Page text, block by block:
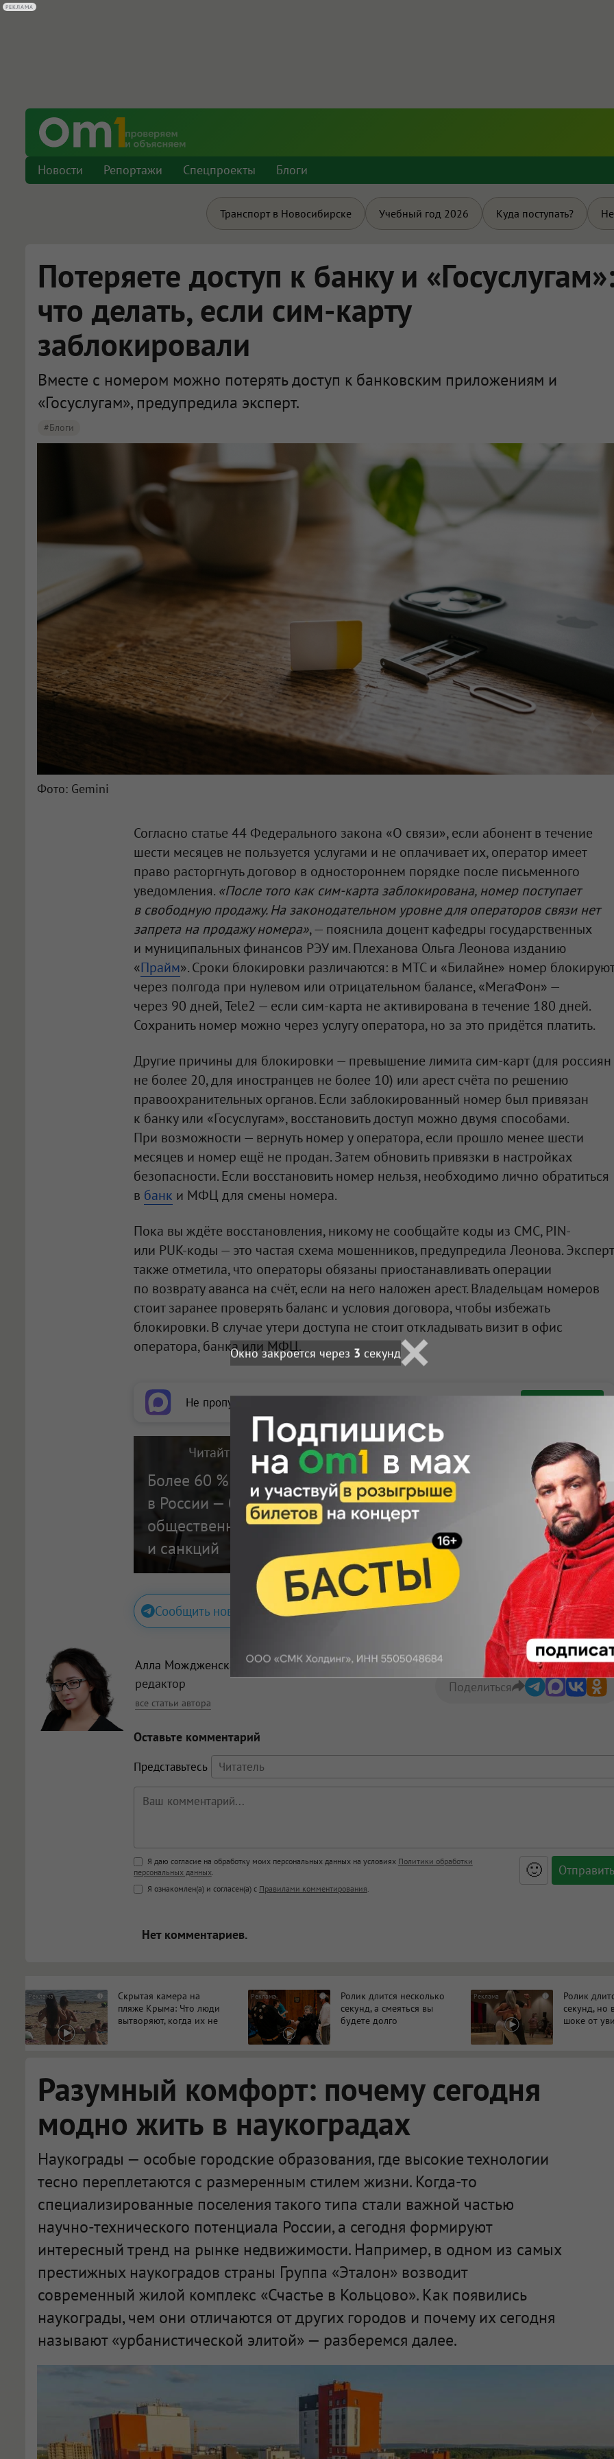
Новости Репортажи Спецпроекты Блоги
Транспорт в Новосибирске Учебный год 2026 Куда поступать?
Потеряете доступ к банку и
что делать, если сим-карту
заблокировали
Вместе с номером можно потерять доступ к банковским приложениям и
«Госуслугам», предупредила эксперт.
#Блоги
Фото: Gemini
Согласно статье 44 Федерального закона «О связи», если абонент в течение
шести месяцев не пользуется услугами и не оплачивает их, оператор имеет
право расторгнуть договор в одностороннем порядке после письменного
уведомления. «После того как сим-карта заблокирована, номер поступает
в свободную продажу. На законодательном уровне для операторов связи нет
запрета на продажу номера», — пояснила доцент кафедры государственных
и муниципальных финансов РЭУ им. Плеханова Ольга Леонова изданию
«Прайм». Сроки блокировки различаются: в МТС и «Билайне» номер блокируют
через полгода при нулевом или отрицательном балансе, «МегаФон» —
через 90 дней, Tele2 — если сим-карта не активирована в течение 180 дней.
Сохранить номер можно через услугу оператора, но за это придётся платить.
Другие причины для блокировки — превышение лимита сим-карт (для россиян
не более 20, для иностранцев не более 10) или арест счёта по решению
правоохранительных органов. Если заблокированный номер был привязан
к банку или «Госуслугам», восстановить доступ можно двумя способами.
При возможности — вернуть номер у оператора, если прошло менее шести
месяцев и номер ещё не продан. Затем обновить привязки в настройках
безопасности. Если восстановить номер нельзя, необходимо лично обратиться
в банк и МФЦ для смены номера.
Пока вы ждёте восстановления, никому не сообщайте коды из СМС, PIN-
или PUK-коды — это частая схема мошенников, предупредила Леонова. Эксперт
также отметила, что операторы обязаны приостанавливать операции
по возврату аванса на счёт, если на него наложен арест. Владельцам номеров
стоит заранее проверять баланс и условия договора, чтобы избежать
блокировки. В случае утери доступа не стоит откладывать визит в офис
оператора, банка или МФЦ.
Не пропускайте важное — узнавайте первыми с Om1 в «Макс»
Читайте также на портале Om1.ru
Более 60 % медкосметологий
в России — без лицензии:
общественники требуют проверок
и санкций
Сообщить новость Размещение рекламы Макс Телеграм
Алла Мождженская
, главный
редактор
все статьи автора
Поделиться
Оставьте комментарий
Представьтесь
Поддержка HTML
<b>, <strong>, <u>, <i>, <em>, <s>, <big>, <small>, <sup>, <sub>, <pre>, <ul>, <ol>, <li>,
<blockquote>, <code> экранирует HTML, адреса URL автоматически становятся ссылками, и
Я даю согласие на обработку моих персональных данных на условиях Политики обработки
персональных данных.
Я ознакомлен(а) и согласен(а) с Правилами комментирования.
🙂
Нет комментариев.
i
Скрытая камера на
пляже Крыма: Что люди
вытворяют, когда их не
i
Ролик длится несколько
секунд, а смеяться вы
будете долго
i
Ролик
секунд, но
шоке от
Разумный комфорт: почему сегодня
модно жить в наукоградах
Наукограды — особые городские образования, где высокие технологии
тесно переплетаются с размеренным стилем жизни. Когда-то
специализированные поселения такого типа стали важной частью
научно-технического потенциала России, а сегодня формируют
интересный тренд на рынке недвижимости. Например, в одном из самых
престижных наукоградов страны Группа «Эталон» возводит
современный жилой комплекс «Счастье в Кольцово». Как появились
наукограды, чем они отличаются от других городов и почему их сегодня
называют «урбанистической элитой» — разберемся далее.
Окно закроется через 2 секунд
РЕКЛАМА